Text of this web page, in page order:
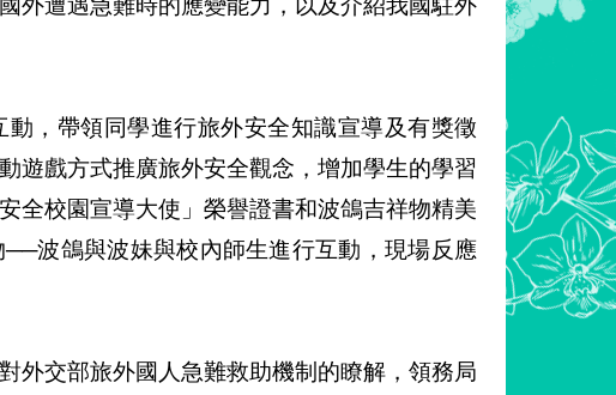
結]" [連
，帶領同學進行旅外安全知識宣導及有獎徵
遊戲方式推廣旅外安全觀念，增加學生的學習
全校園宣導大使」榮譽證書和波鴿吉祥物精美
波鴿與波妹與校內師生進行互動，現場反應
外交部旅外國人急難救助機制的瞭解，領務局